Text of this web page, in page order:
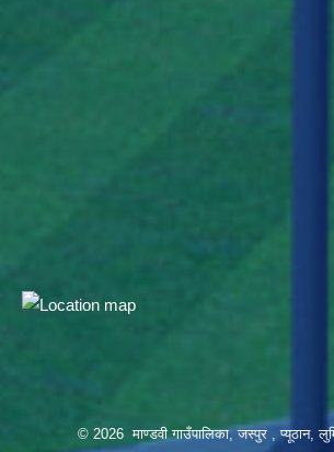
© 2026 माण्डवी गाउँपालिका, जस्पुर , प्यूठान,